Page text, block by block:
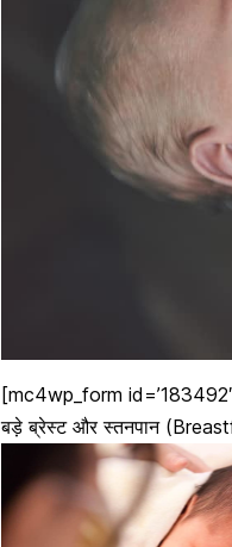
[mc4wp_form
बड़े ब्रेस्ट और स्तनपान